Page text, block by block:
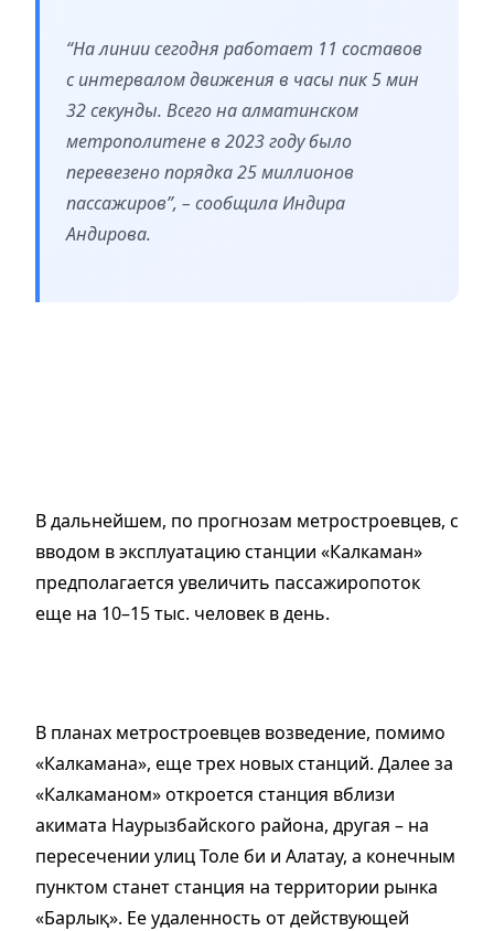
“На линии сегодня работает 11 составов
с интервалом движения в часы пик 5 мин
32 секунды. Всего на алматинском
метрополитене в 2023 году было
перевезено порядка 25 миллионов
пассажиров”, – сообщила Индира
Андирова.
В дальнейшем, по прогнозам метростроевцев, с
вводом в эксплуатацию станции «Калкаман»
предполагается увеличить пассажиропоток
еще на 10–15 тыс. человек в день.
В планах метростроевцев возведение, помимо
«Калкамана», еще трех новых станций. Далее за
«Калкаманом» откроется станция вблизи
акимата Наурызбайского района, другая – на
пересечении улиц Толе би и Алатау, а конечным
пунктом станет станция на территории рынка
«Барлық». Ее удаленность от действующей